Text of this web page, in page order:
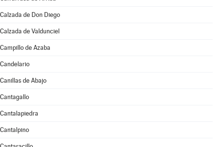
Calzada de Don Diego
Calzada de Valdunciel
Campillo de Azaba
Candelario
Canillas de Abajo
Cantagallo
Cantalapiedra
Cantalpino